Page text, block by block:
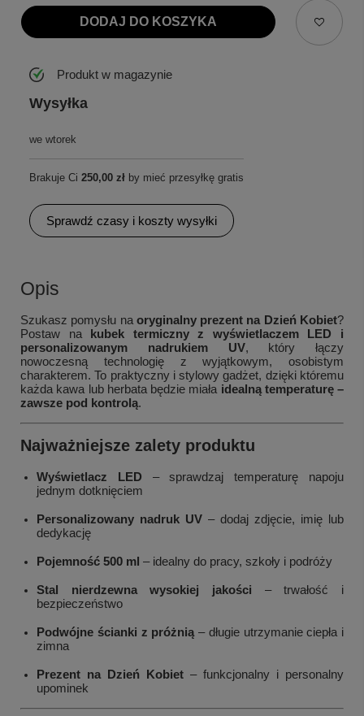
DODAJ DO KOSZYKA
Produkt w magazynie
Wysyłka
we wtorek
Brakuje Ci 250,00 zł by mieć przesyłkę gratis
Sprawdź czasy i koszty wysyłki
Opis
Szukasz pomysłu na oryginalny prezent na Dzień Kobiet?
Postaw na kubek termiczny z wyświetlaczem LED i
personalizowanym nadrukiem UV, który łączy
nowoczesną technologię z wyjątkowym, osobistym
charakterem. To praktyczny i stylowy gadżet, dzięki któremu
każda kawa lub herbata będzie miała idealną temperaturę –
zawsze pod kontrolą.
Najważniejsze zalety produktu
Wyświetlacz LED – sprawdzaj temperaturę napoju
jednym dotknięciem
Personalizowany nadruk UV – dodaj zdjęcie, imię lub
dedykację
Pojemność 500 ml – idealny do pracy, szkoły i podróży
Stal nierdzewna wysokiej jakości – trwałość i
bezpieczeństwo
Podwójne ścianki z próżnią – długie utrzymanie ciepła i
zimna
Prezent na Dzień Kobiet – funkcjonalny i personalny
upominek